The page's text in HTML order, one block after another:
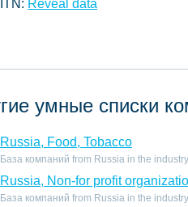
ITN: Reveal data
умные списки
Russia, Food, Tobacco
База компаний from Russia in the
Russia, Non-for profit
База компаний from Russia in the